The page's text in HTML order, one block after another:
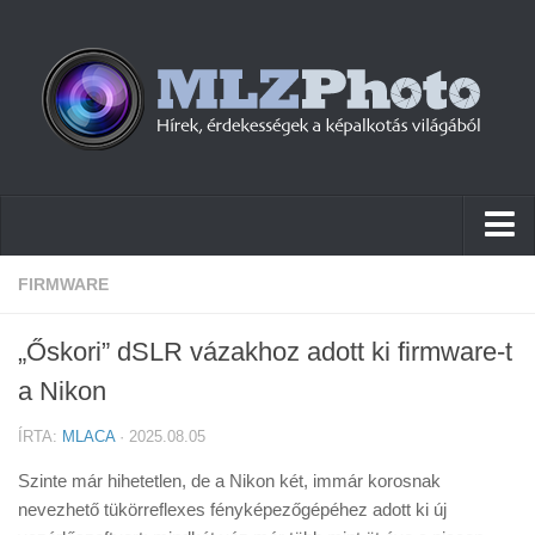
Hírek
Cikkek
Tudástár
FIRMWARE
„Őskori” dSLR vázakhoz adott ki firmware-t
a Nikon
ÍRTA: MLACA· 2025.08.05
Szinte már hihetetlen, de a Nikon két, immár korosnak
nevezhető tükörreflexes fényképezőgépéhez adott ki új